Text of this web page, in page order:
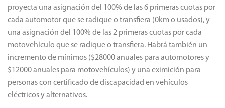
proyecta una asignación del 100% de las 6 primeras cuotas por
cada automotor que se radique o transfiera (0km o usados), y
una asignación del 100% de las 2 primeras cuotas por cada
motovehículo que se radique o transfiera. Habrá también un
incremento de mínimos ($28000 anuales para automotores y
$12000 anuales para motovehículos) y una eximición para
personas con certificado de discapacidad en vehículos
eléctricos y alternativos.